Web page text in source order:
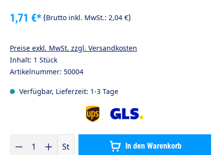
1,71 €*(Brutto inkl. MwSt.: 2,04 €)
Preise exkl. MwSt. zzgl. Versandkosten
Inhalt: 1 Stück
Artikelnummer: 50004
Verfügbar, Lieferzeit: 1-3 Tage
Produkt Anzahl: Gib den gewünschten Wert ein oder benutze
St In den Warenkorb